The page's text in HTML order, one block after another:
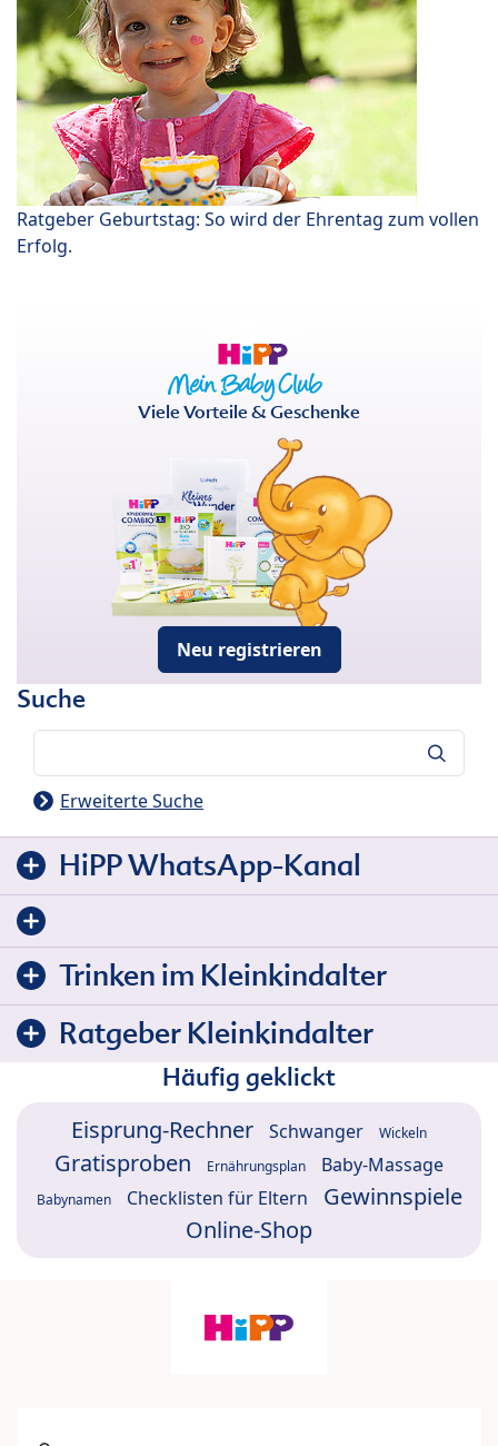
Ratgeber Geburtstag: So wird der Ehrentag zum vollen
Erfolg.
Viele Vorteile & Geschenke
Neu registrieren
Suche
Erweiterte Suche
HiPP WhatsApp-Kanal
Trinken im Kleinkindalter
Ratgeber Kleinkindalter
Häufig geklickt
Eisprung-Rechner Schwanger Wickeln
Gratisproben Ernährungsplan Baby-Massage
Babynamen Checklisten für Eltern
Gewinnspiele
Online-Shop